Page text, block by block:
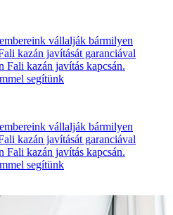
vállalják bármilyen
kazán javítását garanciával
Fali kazán javítás kapcsán.
segítünk
vállalják bármilyen
kazán javítását garanciával
Fali kazán javítás kapcsán.
segítünk